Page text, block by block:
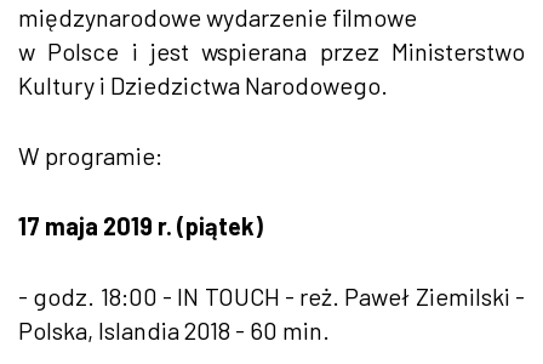
międzynarodowe wydarzenie filmowe
w Polsce i jest wspierana przez Ministerstwo
Kul­tury i Dziedzictwa Narodowego.
W programie:
17 maja 2019 r. (piątek)
- godz. 18:00 - IN TOUCH - reż. Paweł Ziemilski -
Polska, Islandia 2018 - 60 min.